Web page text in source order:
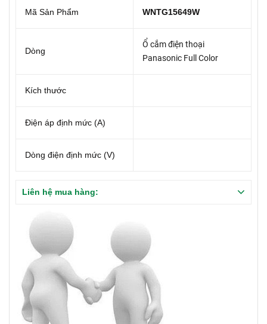
Mã Sản Phẩm WNTG15649W
Dòng
Ổ cắm điện thoại
Panasonic Full Color
Kích thước
Điện áp định mức (A)
Dòng điện định mức (V)
Liên hệ mua hàng: